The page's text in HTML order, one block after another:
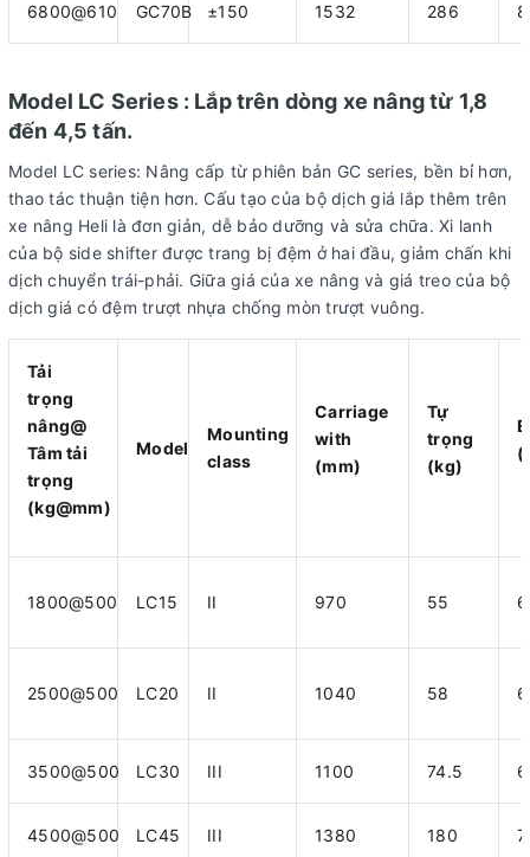
6800@610 GC70B ±150 1532 286
Model LC Series : Lắp trên dòng xe nâng từ 1,8
đến 4,5 tấn.
Model LC series: Nâng cấp từ phiên bản GC series, bền bỉ hơn,
thao tác thuận tiện hơn. Cấu tạo của bộ dịch giá lắp thêm trên
xe nâng Heli là đơn giản, dễ bảo dưỡng và sửa chữa. Xi lanh
của bộ side shifter được trang bị đệm ở hai đầu, giảm chấn khi
dịch chuyển trái-phải. Giữa giá của xe nâng và giá treo của bộ
dịch giá có đệm trượt nhựa chống mòn trượt vuông.
Tải
trọng
nâng@
Tâm tải
trọng
(kg@mm)
Model
Mounting
class
Carriage
with
(mm)
Tự
trọng
(kg)
1800@500 LC15 II 970 55
2500@500 LC20 II 1040 58
3500@500 LC30 III 1100 74.5
4500@500 LC45 III 1380 180